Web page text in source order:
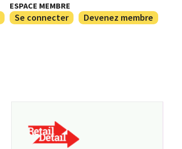
ESPACE MEMBRE
Se connecter Devenez membre